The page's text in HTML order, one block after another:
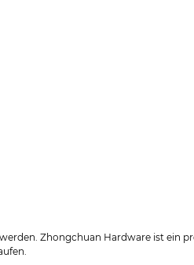
Zhongchuan Hardware ist